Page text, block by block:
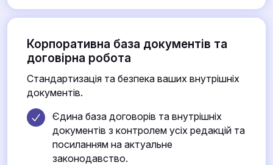
Корпоративна база документів та
договірна робота
Стандартизація та безпека ваших внутрішніх
документів.
Єдина база договорів та внутрішніх
документів з контролем усіх редакцій та
посиланням на актуальне
законодавство.